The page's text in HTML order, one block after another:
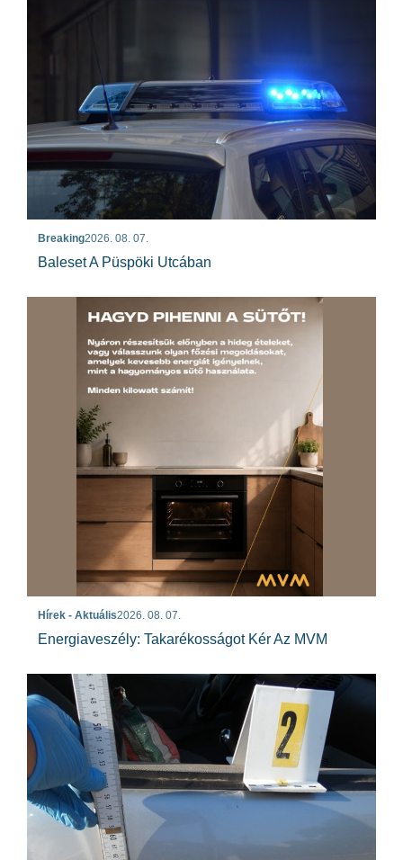
Breaking2026. 08. 07.
Baleset A Püspöki Utcában
Hírek - Aktuális2026. 08. 07.
Energiaveszély: Takarékosságot Kér Az MVM